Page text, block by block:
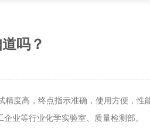
吗？
度高，终点指示准确，使用方便，
业等行业化学实验室、质量检测部。